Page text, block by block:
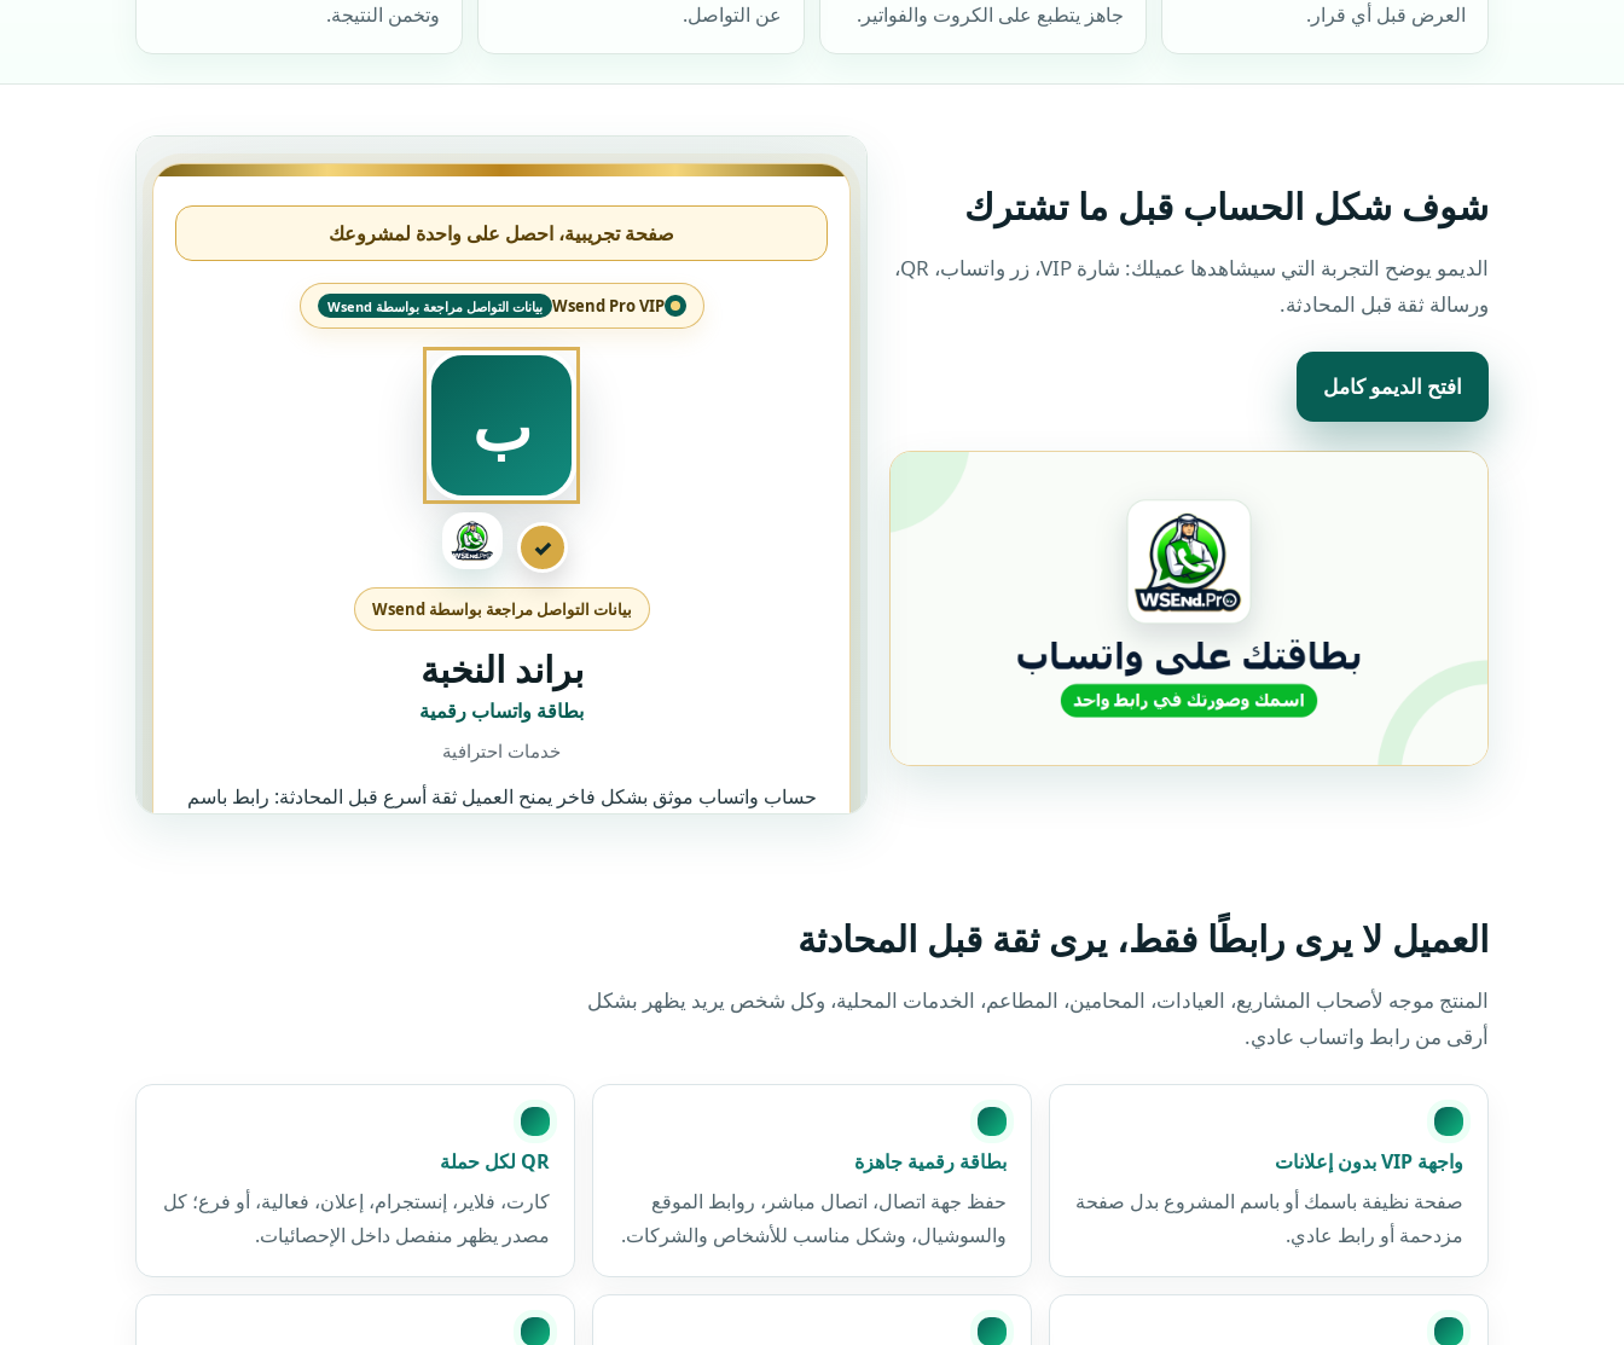
العرض قبل أي قرار.
جاهز يتطبع على الكروت والفواتير.
عن التواصل.
وتخمن النتيجة.
شوف شكل الحساب قبل ما تشترك
الديمو يوضح التجربة التي سيشاهدها عميلك: شارة VIP، زر واتساب، QR،
ورسالة ثقة قبل المحادثة.
افتح الديمو كامل
العميل لا يرى رابطًا فقط، يرى ثقة قبل المحادثة
المنتج موجه لأصحاب المشاريع، العيادات، المحامين، المطاعم، الخدمات المحلية، وكل شخص يريد يظهر بشكل
أرقى من رابط واتساب عادي.
واجهة VIP بدون إعلانات
صفحة نظيفة باسمك أو باسم المشروع بدل صفحة
مزدحمة أو رابط عادي.
بطاقة رقمية جاهزة
حفظ جهة اتصال، اتصال مباشر، روابط الموقع
والسوشيال، وشكل مناسب للأشخاص والشركات.
QR لكل حملة
كارت، فلاير، إنستجرام، إعلان، فعالية، أو فرع؛ كل
مصدر يظهر منفصل داخل الإحصائيات.